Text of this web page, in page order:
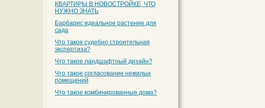
КВАРТИРЫ В НОВОСТРОЙКЕ, ЧТО
НУЖНО ЗНАТЬ
Барбарис идеальное растение для
сада
Что такое судебно строительная
экспертиза?
Что такое ландшафтный дизайн?
Что такое согласование нежилых
помещений
Что такое комбинированные дома?